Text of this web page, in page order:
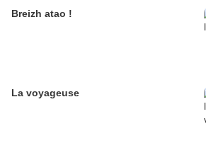
Breizh atao !
La voyageuse